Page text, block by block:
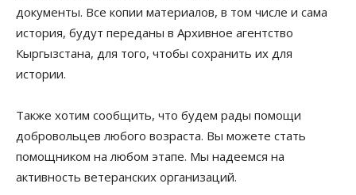
документы. Все копии материалов, в том числе и сама
история, будут переданы в Архивное агентство
Кыргызстана, для того, чтобы сохранить их для
истории.
Также хотим сообщить, что будем рады помощи
добровольцев любого возраста. Вы можете стать
помощником на любом этапе. Мы надеемся на
активность ветеранских организаций.